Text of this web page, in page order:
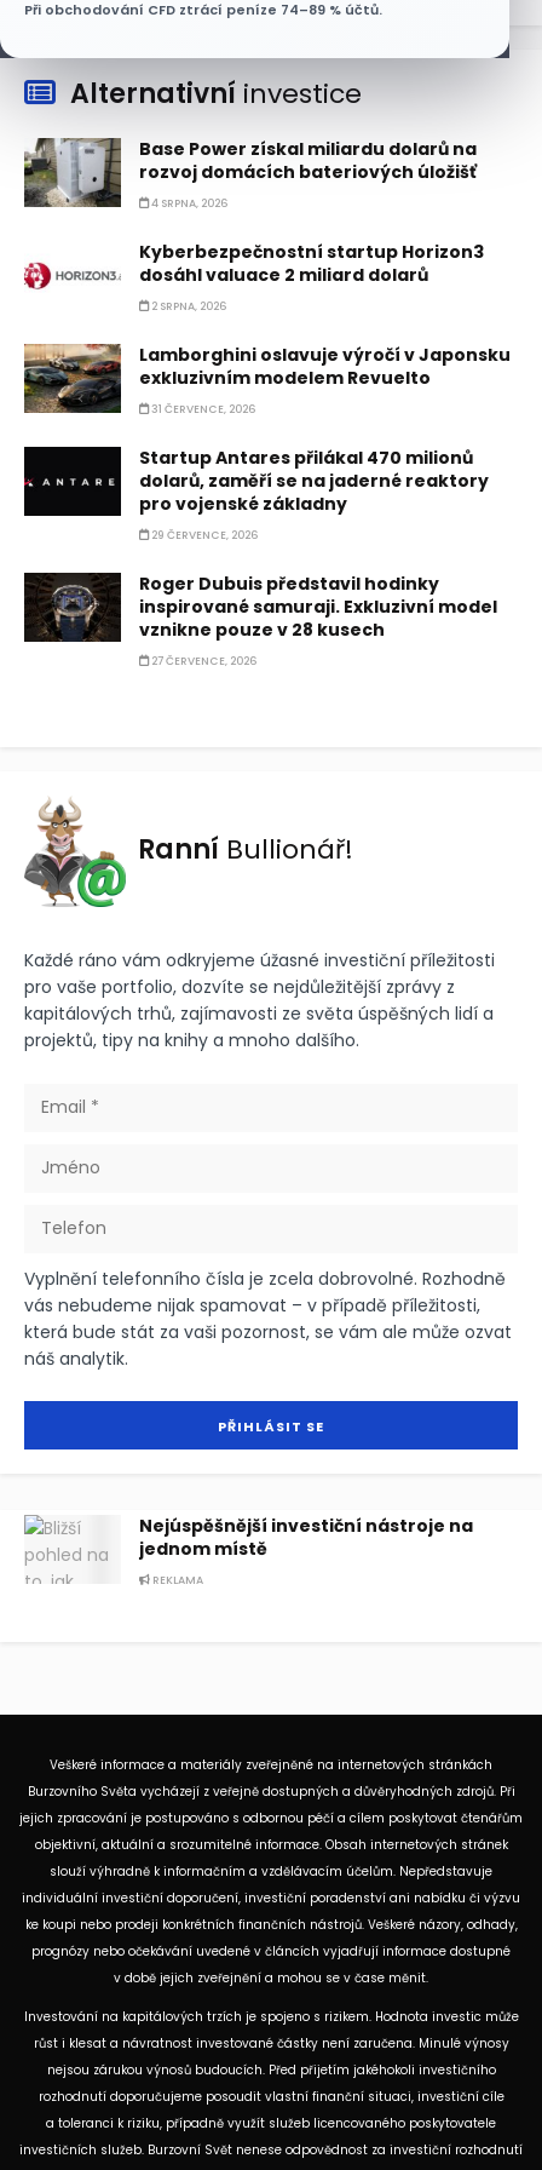
Při obchodování CFD ztrácí peníze 74–89 % účtů.
Alternativní investice
Base Power získal miliardu dolarů na
rozvoj domácích bateriových úložišť
4 SRPNA, 2026
Kyberbezpečnostní startup Horizon3
dosáhl valuace 2 miliard dolarů
2 SRPNA, 2026
Lamborghini oslavuje výročí v Japonsku
exkluzivním modelem Revuelto
31 ČERVENCE, 2026
Startup Antares přilákal 470 milionů
dolarů, zaměří se na jaderné reaktory
pro vojenské základny
29 ČERVENCE, 2026
Roger Dubuis představil hodinky
inspirované samuraji. Exkluzivní model
vznikne pouze v 28 kusech
27 ČERVENCE, 2026
Ranní Bullionář!
Každé ráno vám odkryjeme úžasné investiční příležitosti
pro vaše portfolio, dozvíte se nejdůležitější zprávy z
kapitálových trhů, zajímavosti ze světa úspěšných lidí a
projektů, tipy na knihy a mnoho dalšího.
Vyplnění telefonního čísla je zcela dobrovolné. Rozhodně
vás nebudeme nijak spamovat – v případě příležitosti,
která bude stát za vaši pozornost, se vám ale může ozvat
náš analytik.
Nejúspěšnější investiční nástroje na
jednom místě
REKLAMA
Veškeré informace a materiály zveřejněné na internetových stránkách
Burzovního Světa vycházejí z veřejně dostupných a důvěryhodných zdrojů. Při
jejich zpracování je postupováno s odbornou péčí a cílem poskytovat čtenářům
objektivní, aktuální a srozumitelné informace. Obsah internetových stránek
slouží výhradně k informačním a vzdělávacím účelům. Nepředstavuje
individuální investiční doporučení, investiční poradenství ani nabídku či výzvu
ke koupi nebo prodeji konkrétních finančních nástrojů. Veškeré názory, odhady,
prognózy nebo očekávání uvedené v článcích vyjadřují informace dostupné
v době jejich zveřejnění a mohou se v čase měnit.
Investování na kapitálových trzích je spojeno s rizikem. Hodnota investic může
růst i klesat a návratnost investované částky není zaručena. Minulé výnosy
nejsou zárukou výnosů budoucích. Před přijetím jakéhokoli investičního
rozhodnutí doporučujeme posoudit vlastní finanční situaci, investiční cíle
a toleranci k riziku, případně využít služeb licencovaného poskytovatele
investičních služeb. Burzovní Svět nenese odpovědnost za investiční rozhodnutí